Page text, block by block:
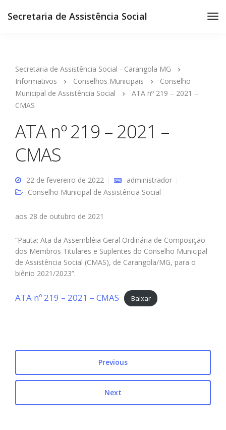
Secretaria de Assistência Social
Secretaria de Assistência Social - Carangola MG
Informativos
Conselhos Municipais
Conselho
Municipal de Assistência Social
ATA nº 219 – 2021 –
CMAS
ATA nº 219 – 2021 –
CMAS
22 de fevereiro de 2022
administrador
Conselho Municipal de Assistência Social
aos 28 de outubro de 2021
“Pauta: Ata da Assembléia Geral Ordinária de Composição
dos Membros Titulares e Suplentes do Conselho Municipal
de Assistência Social (CMAS), de Carangola/MG, para o
biênio 2021/2023”.
ATA nº 219 – 2021 – CMAS Baixar
Previous
Next